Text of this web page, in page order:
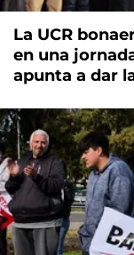
La UCR
en una
apunta a dar